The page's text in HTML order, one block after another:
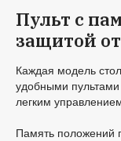
Пульт с
защитой
Каждая модель
удобными
легким
Память положений